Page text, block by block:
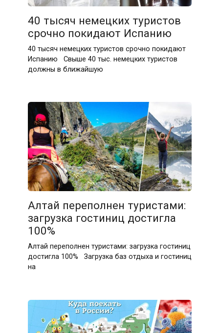
40 тысяч немецких туристов
срочно покидают Испанию
40 тысяч немецких туристов срочно покидают
Испанию Свыше 40 тыс. немецких туристов
должны в ближайшую
Алтай переполнен туристами:
загрузка гостиниц достигла
100%
Алтай переполнен туристами: загрузка гостиниц
достигла 100% Загрузка баз отдыха и гостиниц
на